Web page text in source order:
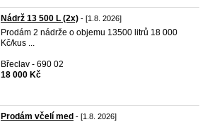
Nádrž 13 500 L (2x) - [1.8. 2026]
Prodám 2 nádrže o objemu 13500 litrů 18 000
Kč/kus ...
Břeclav - 690 02
18 000 Kč
Prodám včelí med - [1.8. 2026]